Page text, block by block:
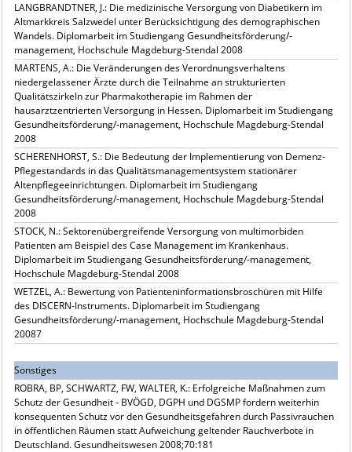
LANGBRANDTNER, J.: Die medizinische Versorgung von Diabetikern im
Altmarkkreis Salzwedel unter Berücksichtigung des demographischen
Wandels. Diplomarbeit im Studiengang Gesundheitsförderung/-
management, Hochschule Magdeburg-Stendal 2008
MARTENS, A.: Die Veränderungen des Verordnungsverhaltens
niedergelassener Ärzte durch die Teilnahme an strukturierten
Qualitätszirkeln zur Pharmakotherapie im Rahmen der
hausarztzentrierten Versorgung in Hessen. Diplomarbeit im Studiengang
Gesundheitsförderung/-management, Hochschule Magdeburg-Stendal
2008
SCHERENHORST, S.: Die Bedeutung der Implementierung von Demenz-
Pflegestandards in das Qualitätsmanagementsystem stationärer
Altenpflegeeinrichtungen. Diplomarbeit im Studiengang
Gesundheitsförderung/-management, Hochschule Magdeburg-Stendal
2008
STOCK, N.: Sektorenübergreifende Versorgung von multimorbiden
Patienten am Beispiel des Case Management im Krankenhaus.
Diplomarbeit im Studiengang Gesundheitsförderung/-management,
Hochschule Magdeburg-Stendal 2008
WETZEL, A.: Bewertung von Patienteninformationsbroschüren mit Hilfe
des DISCERN-Instruments. Diplomarbeit im Studiengang
Gesundheitsförderung/-management, Hochschule Magdeburg-Stendal
20087
Sonstiges
ROBRA, BP, SCHWARTZ, FW, WALTER, K.: Erfolgreiche Maßnahmen zum
Schutz der Gesundheit - BVÖGD, DGPH und DGSMP fordern weiterhin
konsequenten Schutz vor den Gesundheitsgefahren durch Passivrauchen
in öffentlichen Räumen statt Aufweichung geltender Rauchverbote in
Deutschland. Gesundheitswesen 2008;70:181